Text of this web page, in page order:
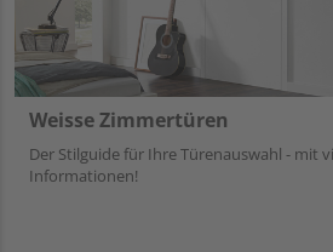
Weisse Zimmertüren
Der Stilguide für Ihre Türenauswahl - mit
Informationen!